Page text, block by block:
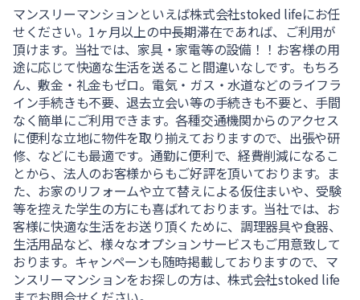
マンスリーマンションといえば株式会社stoked lifeにお任
せください。1ヶ月以上の中長期滞在であれば、ご利用が
頂けます。当社では、家具・家電等の設備！！お客様の用
途に応じて快適な生活を送ること間違いなしです。もちろ
ん、敷金・礼金もゼロ。電気・ガス・水道などのライフラ
イン手続きも不要、退去立会い等の手続きも不要と、手間
なく簡単にご利用できます。各種交通機関からのアクセス
に便利な立地に物件を取り揃えておりますので、出張や研
修、などにも最適です。通勤に便利で、経費削減になるこ
とから、法人のお客様からもご好評を頂いております。ま
た、お家のリフォームや立て替えによる仮住まいや、受験
等を控えた学生の方にも喜ばれております。当社では、お
客様に快適な生活をお送り頂くために、調理器具や食器、
生活用品など、様々なオプションサービスもご用意致して
おります。キャンペーンも随時掲載しておりますので、マ
ンスリーマンションをお探しの方は、株式会社stoked life